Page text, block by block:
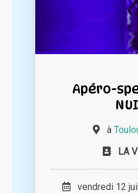
Apéro-
à
LA
vendredi 12